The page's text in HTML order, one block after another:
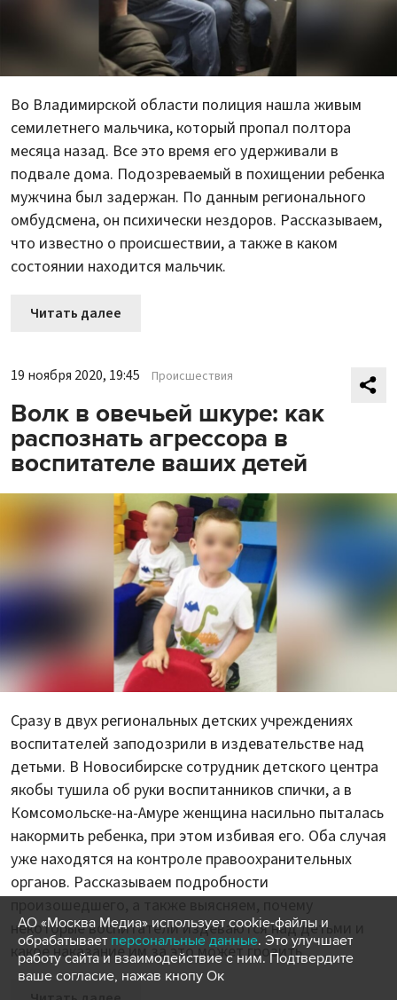
Во Владимирской области полиция нашла живым
семилетнего мальчика, который пропал полтора
месяца назад. Все это время его удерживали в
подвале дома. Подозреваемый в похищении ребенка
мужчина был задержан. По данным регионального
омбудсмена, он психически нездоров. Рассказываем,
что известно о происшествии, а также в каком
состоянии находится мальчик.
Читать далее
19 ноября 2020, 19:45 Происшествия
Волк в овечьей шкуре: как
распознать агрессора в
воспитателе ваших детей
Сразу в двух региональных детских учреждениях
воспитателей заподозрили в издевательстве над
детьми. В Новосибирске сотрудник детского центра
якобы тушила об руки воспитанников спички, а в
Комсомольске-на-Амуре женщина насильно пыталась
накормить ребенка, при этом избивая его. Оба случая
уже находятся на контроле правоохранительных
органов. Рассказываем подробности
некоторые воспитатели издеваются над детьми и
какое наказание им за это может грозить.
АО «Москва Медиа» использует cookie-файлы и
обрабатывает персональные данные. Это улучшает
работу сайта и взаимодействие с ним. Подтвердите
ваше согласие, нажав кнопу Ок